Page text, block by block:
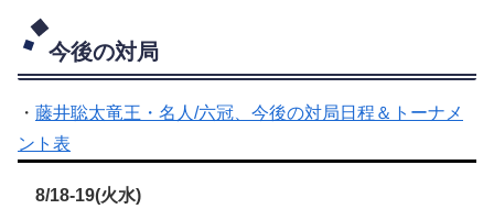
今後の対局
・ 藤井聡太竜王・名人/六冠、今後の対局日程＆トーナメ
ント表
8/18-19(火水)